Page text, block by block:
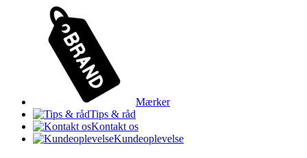
Mærker
Tips & råd
Kontakt os
Kundeoplevelse